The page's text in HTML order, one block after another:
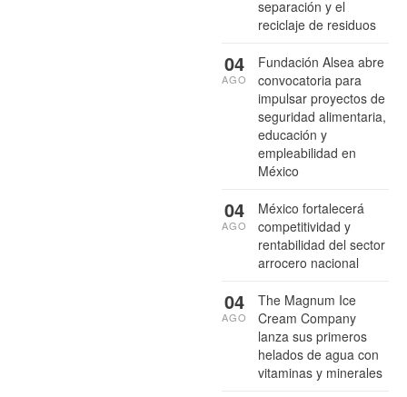
separación y el
reciclaje de residuos
Fundación Alsea abre
convocatoria para
impulsar proyectos de
seguridad alimentaria,
educación y
empleabilidad en
México
04
AGO
México fortalecerá
competitividad y
rentabilidad del sector
arrocero nacional
04
AGO
The Magnum Ice
Cream Company
lanza sus primeros
helados de agua con
vitaminas y minerales
04
AGO